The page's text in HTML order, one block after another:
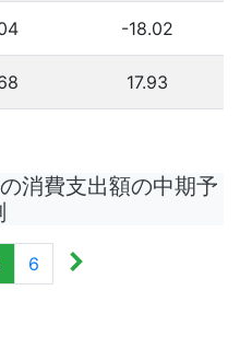
-18.02
17.93
消費支出額の中期予
6